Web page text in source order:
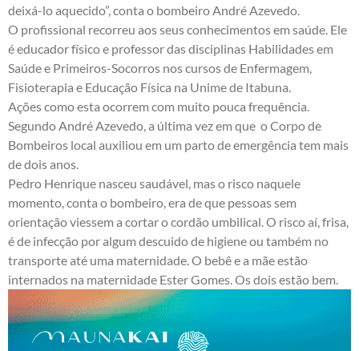
deixá-lo aquecido”, conta o bombeiro André Azevedo.
O profissional recorreu aos seus conhecimentos em saúde. Ele
é educador físico e professor das disciplinas Habilidades em
Saúde e Primeiros-Socorros nos cursos de Enfermagem,
Fisioterapia e Educação Física na Unime de Itabuna.
Ações como esta ocorrem com muito pouca frequência.
Segundo André Azevedo, a última vez em que o Corpo de
Bombeiros local auxiliou em um parto de emergência tem mais
de dois anos.
Pedro Henrique nasceu saudável, mas o risco naquele
momento, conta o bombeiro, era de que pessoas sem
orientação viessem a cortar o cordão umbilical. O risco aí, frisa,
é de infecção por algum descuido de higiene ou também no
transporte até uma maternidade. O bebê e a mãe estão
internados na maternidade Ester Gomes. Os dois estão bem.